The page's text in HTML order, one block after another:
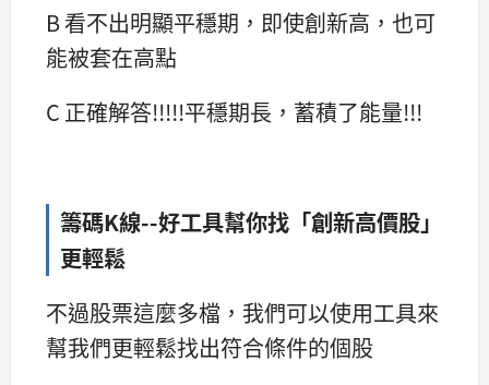
B 看不出明顯平穩期，即使創新高，也可
能被套在高點
C 正確解答!!!!!平穩期長，蓄積了能量!!!
籌碼K線--好工具幫你找「創新高價股」
更輕鬆
不過股票這麼多檔，我們可以使用工具來
幫我們更輕鬆找出符合條件的個股